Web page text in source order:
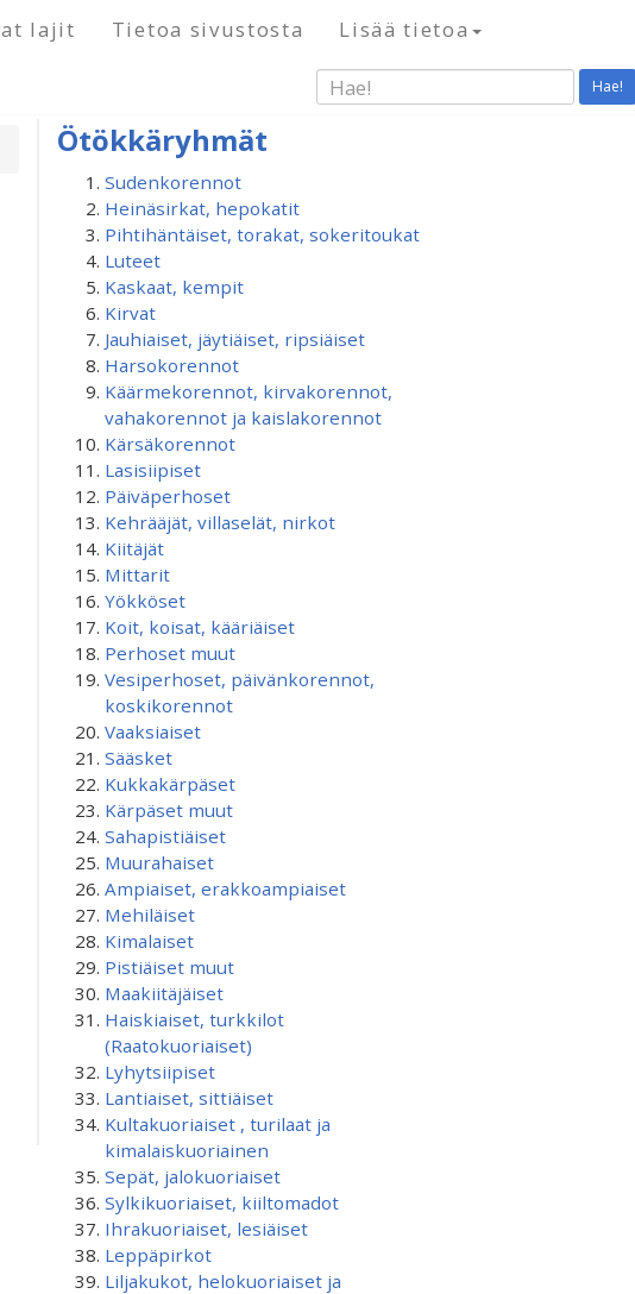
lajit Tietoa sivustosta Lisää tietoa
Hae!
Ötökkäryhmät
Sudenkorennot
Heinäsirkat, hepokatit
Pihtihäntäiset, torakat, sokeritoukat
Luteet
Kaskaat, kempit
Kirvat
Jauhiaiset, jäytiäiset, ripsiäiset
Harsokorennot
Käärmekorennot, kirvakorennot,
vahakorennot ja kaislakorennot
Kärsäkorennot
Lasisiipiset
Päiväperhoset
Kehrääjät, villaselät, nirkot
Kiitäjät
Mittarit
Yökköset
Koit, koisat, kääriäiset
Perhoset muut
Vesiperhoset, päivänkorennot,
koskikorennot
Vaaksiaiset
Sääsket
Kukkakärpäset
Kärpäset muut
Sahapistiäiset
Muurahaiset
Ampiaiset, erakkoampiaiset
Mehiläiset
Kimalaiset
Pistiäiset muut
Maakiitäjäiset
Haiskiaiset, turkkilot
(Raatokuoriaiset)
Lyhytsiipiset
Lantiaiset, sittiäiset
Kultakuoriaiset , turilaat ja
kimalaiskuoriainen
Sepät, jalokuoriaiset
Sylkikuoriaiset, kiiltomadot
Ihrakuoriaiset, lesiäiset
Leppäpirkot
Liljakukot, helokuoriaiset ja